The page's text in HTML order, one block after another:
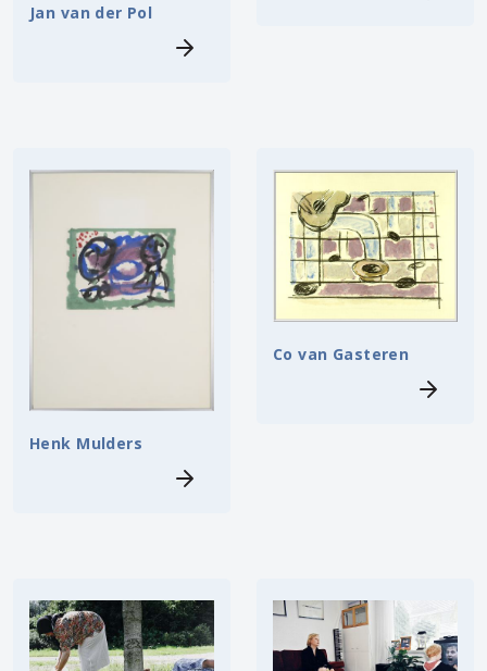
Jan van der Pol
Henk Mulders
Co van Gasteren